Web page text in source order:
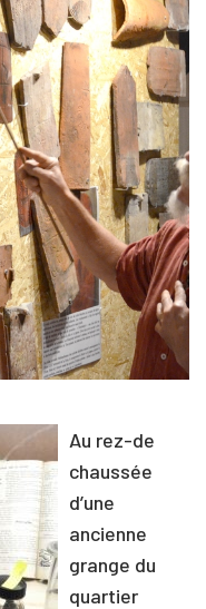
Au rez-de
chaussée
d’une
ancienne
grange du
quartier